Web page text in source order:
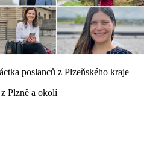
poslanců z Plzeňského kraje
Plzně a okolí